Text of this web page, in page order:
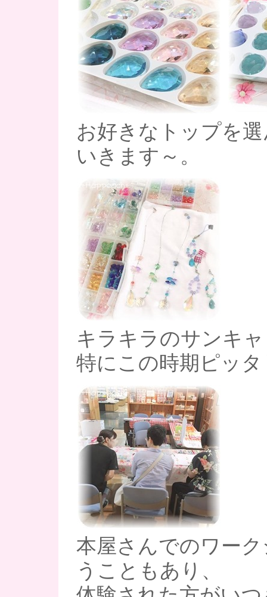
お好きなトップを
いきます～。
キラキラのサンキ
特にこの時期ピッ
本屋さんでのワー
うこともあり、